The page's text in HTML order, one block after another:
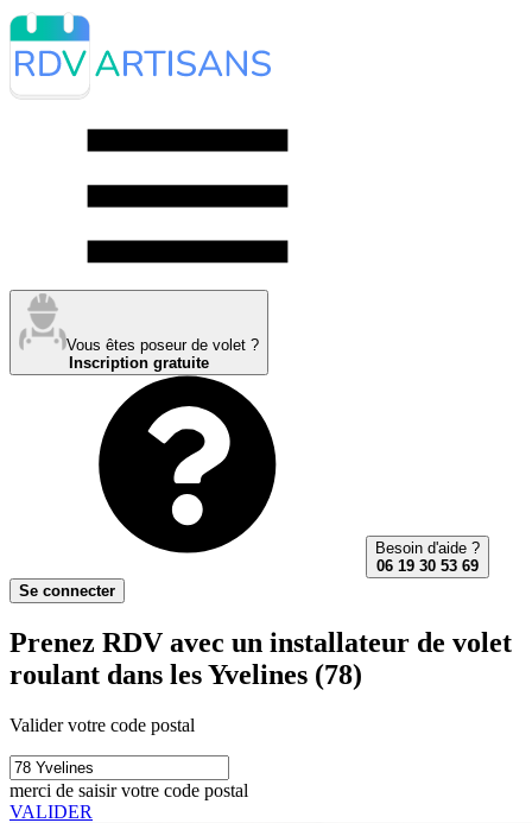
Vous êtes poseur de volet ?
Inscription gratuite
Besoin d'aide ?
06 19 30 53 69
Se connecter
Prenez RDV avec un installateur de volet
roulant dans les Yvelines (78)
Valider votre code postal
merci de saisir votre code postal
VALIDER